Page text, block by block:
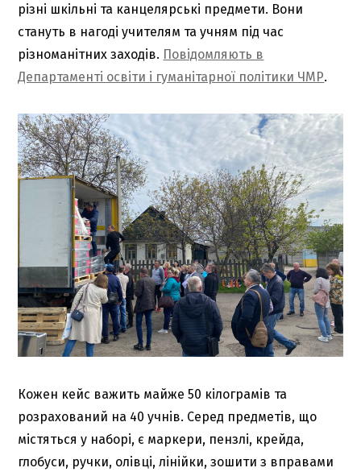
різні шкільні та канцелярські предмети. Вони
стануть в нагоді учителям та учням під час
різноманітних заходів. Повідомляють в
Департаменті освіти і гуманітарної політики ЧМР.
Кожен кейс важить майже 50 кілограмів та
розрахований на 40 учнів. Серед предметів, що
містяться у наборі, є маркери, пензлі, крейда,
глобуси, ручки, олівці, лінійки, зошити з вправами